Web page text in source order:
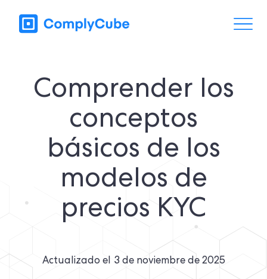
Comprender los
conceptos
básicos de los
modelos de
precios KYC
Actualizado el 3 de noviembre de 2025